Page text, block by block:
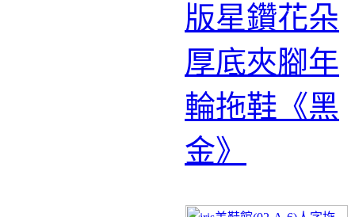
版星鑽花朵
厚底夾腳年
輪拖鞋《黑
金》